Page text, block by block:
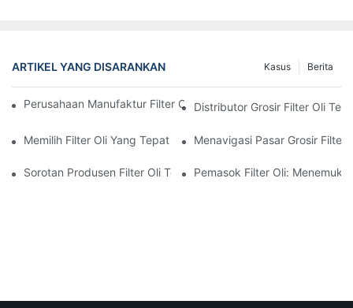
ARTIKEL YANG DISARANKAN Berita
Kasus
Perusahaan Manufaktur Filter Oli Teratas: Tinjauan
Distributor Grosir Filter Oli
Memilih Filter Oli Yang Tepat Untuk Model Kendaraan Anda:
Menavigasi Pasar Grosir Filter
Sorotan Produsen Filter Oli Terkemuka Dan Inovasi Mereka
Pemasok Filter Oli: